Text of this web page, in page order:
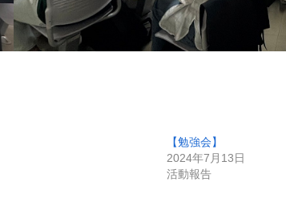
【勉強会】
2024年7月13日
活動報告